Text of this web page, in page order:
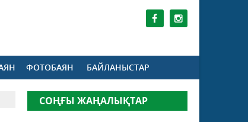
ФОТОБАЯН БАЙЛАНЫСТАР
СОҢҒЫ ЖАҢАЛЫҚТАР